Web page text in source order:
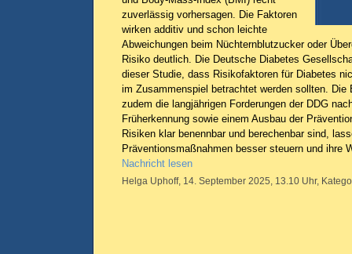
zuverlässig vorhersagen. Die Faktoren
wirken additiv und schon leichte
Abweichungen beim Nüchternblutzucker oder
Risiko deutlich. Die Deutsche Diabetes
dieser Studie, dass Risikofaktoren für Diabetes
im Zusammenspiel betrachtet werden sollten. Die
zudem die langjährigen Forderungen der DDG
Früherkennung sowie einem Ausbau der
Risiken klar benennbar und berechenbar sind,
Präventionsmaßnahmen besser steuern und ihre
Nachricht lesen
Helga Uphoff, 14. September 2025, 13.10 Uhr,